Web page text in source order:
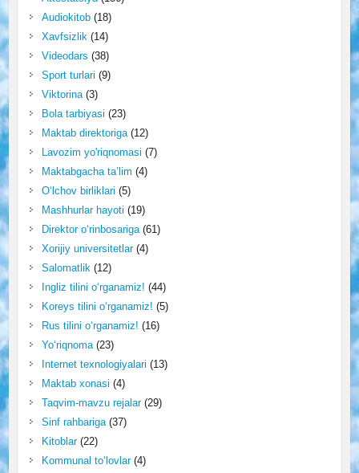
Audiokitob(18)
Xavfsizlik(14)
Videodars (38)
Sport turlari (9)
Viktorina(3)
Bola tarbiyasi (23)
Maktab direktoriga(12)
Lavozim yo'riqnomasi (7)
Maktabgacha ta’lim (4)
O‘lchov birliklari (5)
Mashhurlar hayoti (19)
Direktor o‘rinbosariga(61)
Xorijiy universitetlar(4)
Salomatlik(12)
Ingliz tilini o‘rganamiz! (44)
Koreys tilini o‘rganamiz! (5)
Rus tilini o‘rganamiz! (16)
Yo‘riqnoma(23)
Internet texnologiyalari (13)
Maktab xonasi (4)
Taqvim-mavzu rejalar(29)
Sinf rahbariga(37)
Kitoblar(22)
Kommunal to‘lovlar(4)